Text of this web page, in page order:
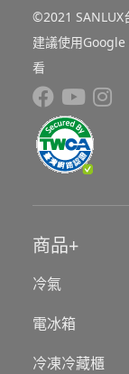
©2021
建議使用
看
商品
冷氣
電冰箱
冷凍冷藏櫃